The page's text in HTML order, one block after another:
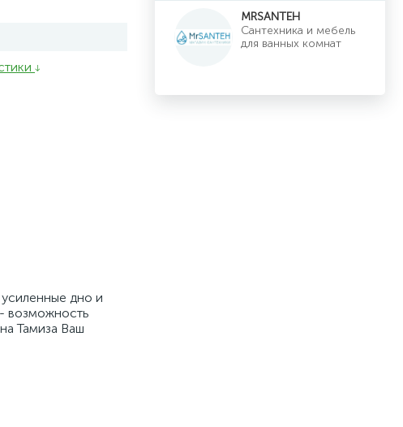
дно и
возможность
Тамиза Ваш
MRSANTEH
Cантехника и мебель
для ванных комнат